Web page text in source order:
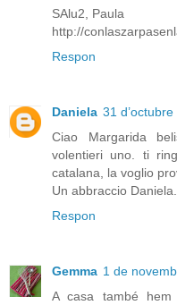
SAlu2, Paula
http://
Respon
Daniela 31
Ciao Margarida
volentieri uno. ti
catalana, la voglio
Un abbraccio Daniela.
Respon
Gemma 1 de
A casa també